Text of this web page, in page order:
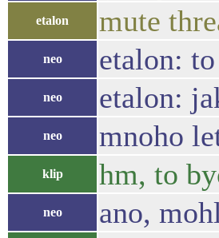
etalon mute
neo etalon:
neo etalon:
neo mnoho
klip hm, to
neo ano,